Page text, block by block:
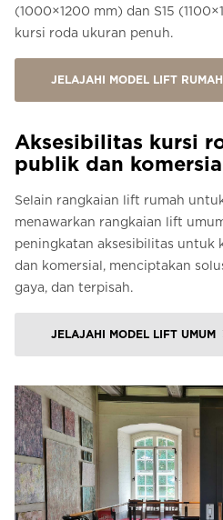
(1000×1200 mm) dan S15
kursi roda ukuran penuh.
JELAJAHI MODEL LIFT RUMAH
Aksesibilitas kursi
publik dan
Selain rangkaian lift rumah
menawarkan rangkaian lift
peningkatan aksesibilitas untuk
dan komersial, menciptakan
gaya, dan terpisah.
JELAJAHI MODEL LIFT UMUM